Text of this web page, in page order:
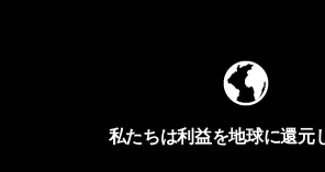
私たちは利益を地球に還元